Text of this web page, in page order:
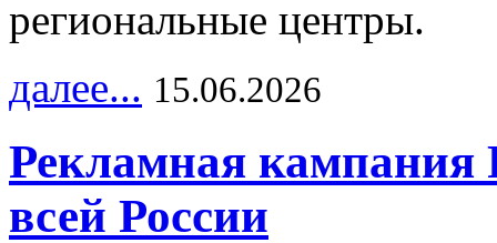
региональные центры.
далее... 15.06.2026
Рекламная
всей России